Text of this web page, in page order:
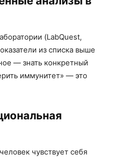
(LabQuest,
из списка выше
— знать конкретный
иммунитет» — это
чувствует себя